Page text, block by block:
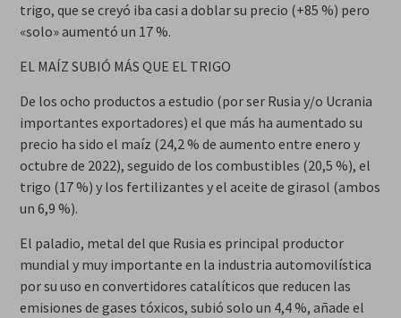
trigo, que se creyó iba casi a doblar su precio (+85 %) pero
«solo» aumentó un 17 %.
EL MAÍZ SUBIÓ MÁS QUE EL TRIGO
De los ocho productos a estudio (por ser Rusia y/o Ucrania
importantes exportadores) el que más ha aumentado su
precio ha sido el maíz (24,2 % de aumento entre enero y
octubre de 2022), seguido de los combustibles (20,5 %), el
trigo (17 %) y los fertilizantes y el aceite de girasol (ambos
un 6,9 %).
El paladio, metal del que Rusia es principal productor
mundial y muy importante en la industria automovilística
por su uso en convertidores catalíticos que reducen las
emisiones de gases tóxicos, subió solo un 4,4 %, añade el